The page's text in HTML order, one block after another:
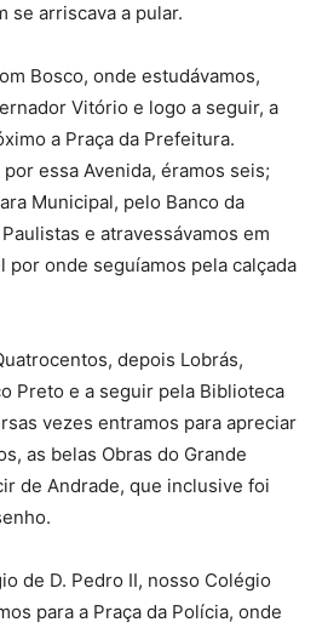
se arriscava a pular.
Bosco, onde estudávamos,
Vitório e logo a seguir, a
a Praça da Prefeitura.
essa Avenida, éramos seis;
Municipal, pelo Banco da
e atravessávamos em
por onde seguíamos pela calçada
depois Lobrás,
Preto e a seguir pela Biblioteca
vezes entramos para apreciar
as belas Obras do Grande
de Andrade, que inclusive foi
de D. Pedro II, nosso Colégio
para a Praça da Polícia, onde